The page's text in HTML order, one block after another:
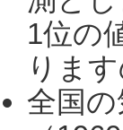
1位の
りま
全国